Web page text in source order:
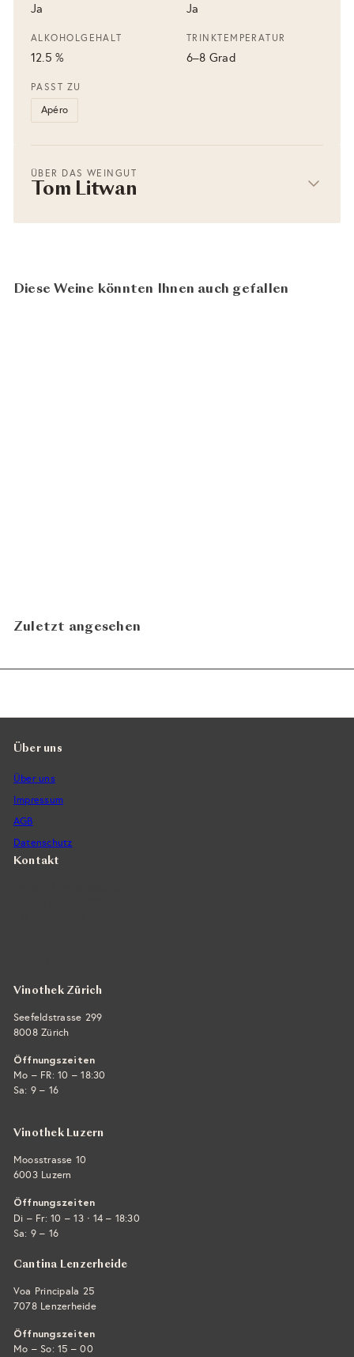
Ja Ja
ALKOHOLGEHALT
12.5 %
TRINKTEMPERATUR
6–8 Grad
PASST ZU
Apéro
ÜBER DAS WEINGUT
Tom Litwan
Diese Weine könnten Ihnen auch gefallen
Zuletzt angesehen
Über uns
Über uns
Impressum
AGB
Datenschutz
Kontakt
Vinothek Zürich
Seefeldstrasse 299
8008 Zürich
Öffnungszeiten
Mo – FR: 10 – 18:30
Sa: 9 – 16
Vinothek Luzern
Moosstrasse 10
6003 Luzern
Öffnungszeiten
Di – Fr: 10 – 13 · 14 – 18:30
Sa: 9 – 16
Cantina Lenzerheide
Voa Principala 25
7078 Lenzerheide
Öffnungszeiten
Mo – So: 15 – 00